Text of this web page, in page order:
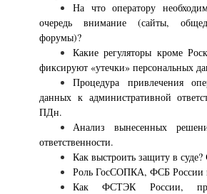
На что оператору
очередь внимание (сайты,
форумы)?
Какие регуляторы кроме
фиксируют «утечки» персональных
Процедура привлечения
данных к административной
ПДн.
Анализ вынесенных
ответственности.
Как выстроить защиту в суде?
Роль ГосСОПКА, ФСБ
Как ФСТЭК России,